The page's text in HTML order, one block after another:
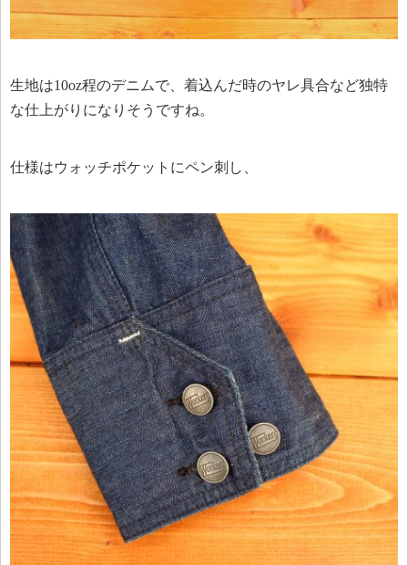
生地は10oz程のデニムで、着込んだ時のヤレ具合など独特
な仕上がりになりそうですね。
仕様はウォッチポケットにペン刺し、